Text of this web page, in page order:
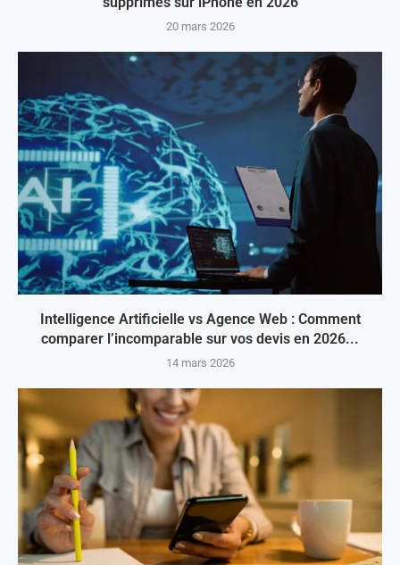
20 mars 2026
Intelligence Artificielle vs Agence Web : Comment
comparer l’incomparable sur vos devis en 2026...
14 mars 2026